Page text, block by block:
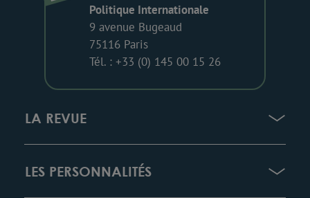
Politique Internationale
9 avenue Bugeaud
75116 Paris
Tél. : +33 (0) 145 00 15 26
LA REVUE
LES PERSONNALITÉS